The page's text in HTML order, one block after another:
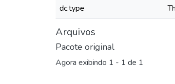
dc.type
Arquivos
Pacote original
Agora exibindo 1 - 1 de 1